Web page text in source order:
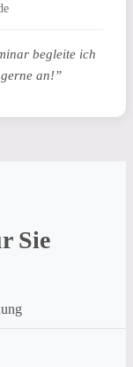
begleite ich
an!”
Sie